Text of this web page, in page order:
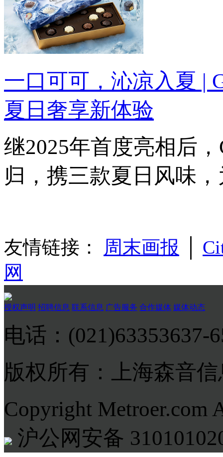
一口可可，沁凉入夏 |
夏日奢享新体验
继2025年首度亮相后
归，携三款夏日风味
友情链接： 周末画报
网
授权声明 招聘信息 联系信息 广告服务 合作媒体 媒体动态
电话：(021)63353637-
版权所有：上海森音
Copyright Metroer.com
沪公网安备